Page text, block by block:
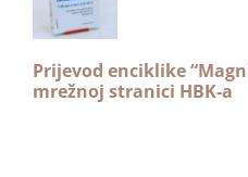
Prijevod enciklike
mrežnoj stranici HBK-a